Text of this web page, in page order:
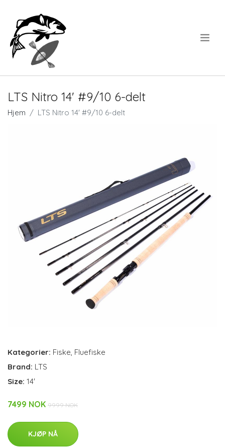
LTS Nitro 14' #9/10 6-delt
Hjem LTS Nitro 14' #9/10 6-delt
Kategorier: Fiske, Fluefiske
Brand: LTS
Size: 14'
7499 NOK 9999 NOK
KJØP NÅ